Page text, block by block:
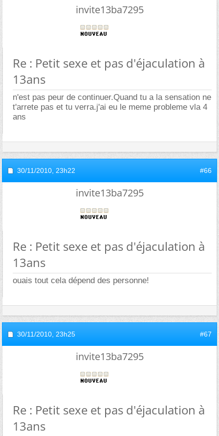
invite13ba7295
Re : Petit sexe et pas d'éjaculation à
13ans
n'est pas peur de continuer.Quand tu a la sensation ne
t'arrete pas et tu verra.j'ai eu le meme probleme vla 4
ans
30/11/2010, 23h22 #66
invite13ba7295
Re : Petit sexe et pas d'éjaculation à
13ans
ouais tout cela dépend des personne!
30/11/2010, 23h25 #67
invite13ba7295
Re : Petit sexe et pas d'éjaculation à
13ans